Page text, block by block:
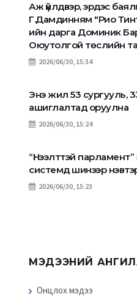
Аж үйлдвэр, эрдэс
Г.Дамдинням "Рио
ийн дарга Доминик
Оюутолгой төслийн
2026/06/30, 15:34
Энэ жил 53 сургууль,
ашиглалтад оруулна
2026/06/30, 15:24
“Нээлттэй
системд шинээр
2026/06/30, 15:23
МЭДЭЭНИЙ
Онцлох мэдээ